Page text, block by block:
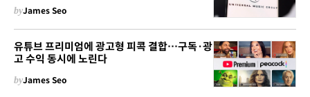
byJames Seo
유튜브 프리미엄에 광고형 피콕 결합…구독·광
고 수익 동시에 노린다
byJames Seo